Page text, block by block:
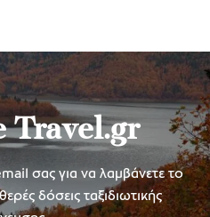
Travel.gr
σας για να λαμβάνετε το
δόσεις ταξιδιωτικής